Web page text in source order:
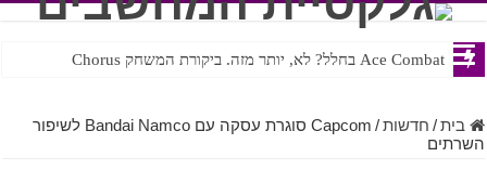
Ace Combat בחלל? לא, יותר מזה. ביקורת המשחק Chorus
Steven Universe והשירים שתורגמו בצורה נוראית לעברית
בית / חדשות /
Capcom סוגרת עסקה עם Bandai Namco לשיפור
השרתים